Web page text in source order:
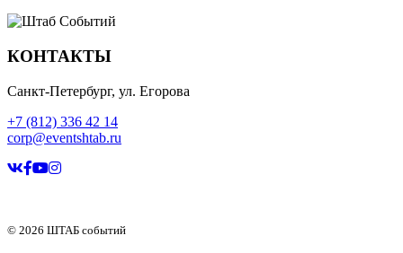
КОНТАКТЫ
Санкт-Петербург, ул. Егорова
+7 (812) 336 42 14
corp@eventshtab.ru
© 2026 ШТАБ событий